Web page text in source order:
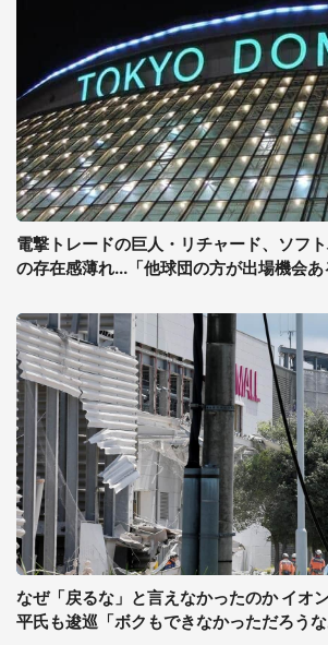
電撃トレードの巨人・リチャード、ソフ
の存在感薄れ...「他球団の方が出場機会
なぜ「戻るな」と言えなかったのか イオ
平氏も逡巡「ボクもできなかっただろうな